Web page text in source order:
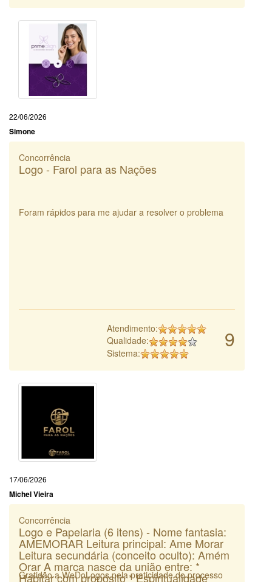
22/06/2026
Simone
Concorrência
Logo - Farol para as Nações
Foram rápidos para me ajudar a resolver o problema
9
Atendimento:
Qualidade:
Sistema:
17/06/2026
Michel Vieira
Concorrência
Logo e Papelaria (6 itens) - Nome fantasia:
AMEMORAR Leitura principal: Ame Morar
Leitura secundária (conceito oculto): Amém
Orar A marca nasce da união entre: *
Habitar com propósito * Espiritualidade
Gratidão a WeDoLogos pela praticidade do processo